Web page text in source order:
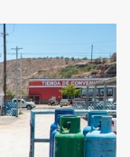
semana de
la ciudad de La Paz
establecimiento
Real,
como meta por